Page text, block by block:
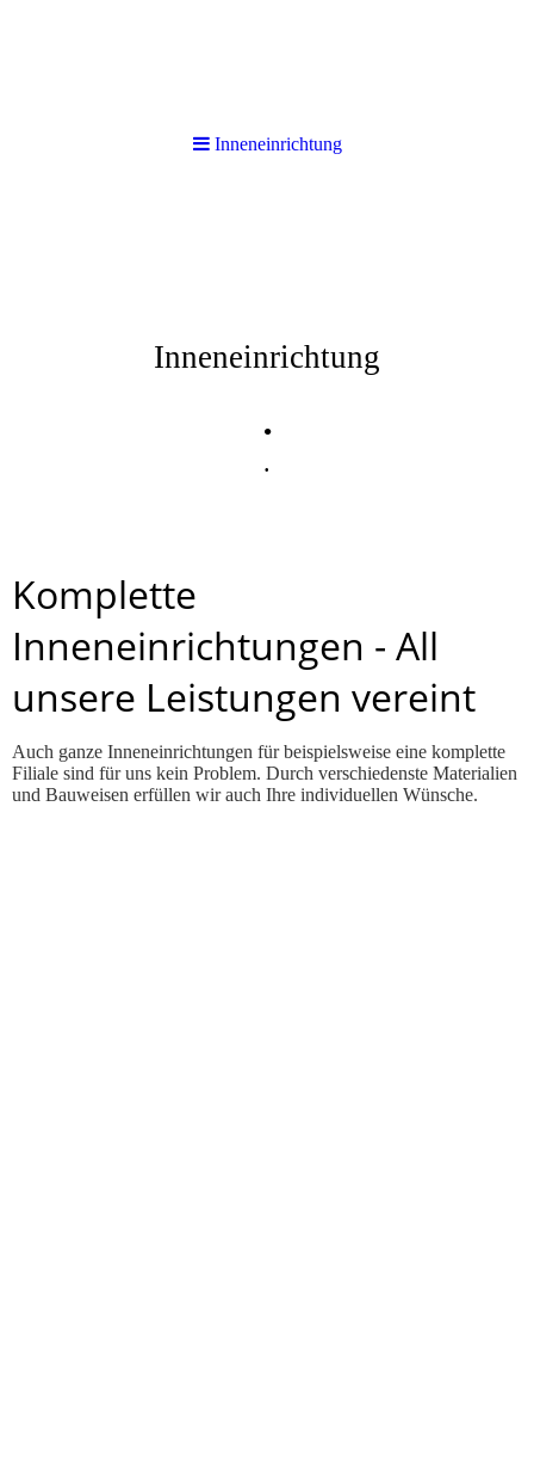
Inneneinrichtung
.
.
Komplette
Inneneinrichtungen - All
unsere Leistungen vereint
Auch ganze Inneneinrichtungen für beispielsweise eine komplette
Filiale sind für uns kein Problem. Durch verschiedenste Materialien
und Bauweisen erfüllen wir auch Ihre individuellen Wünsche.
Inneneinrichtung